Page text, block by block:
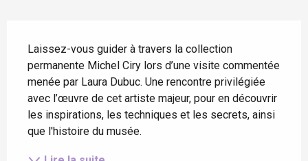
Laissez-vous guider à travers la collection
permanente Michel Ciry lors d’une visite commentée
menée par Laura Dubuc. Une rencontre privilégiée
avec l’œuvre de cet artiste majeur, pour en découvrir
les inspirations, les techniques et les secrets, ainsi
que l'histoire du musée.